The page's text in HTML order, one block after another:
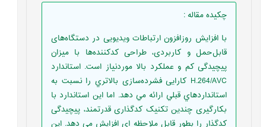
چکیده مقاله:
با افزایش روزافزون ارتباطات ویدیویی در دستگاه‌های
قابل‌حمل و کاربردی، طراحی کدکننده‌ها با میزان
پیچیدگی کم و عملکرد بالا موردنیاز است. استاندارد‌
H.264/AVC کارایی فشرده‌سازی بالاتري را نسبت به
استانداردهاي قبلي ارائه مي دهد. اما این استاندارد با
بکارگیری چندین تکنیک کدگذاری قدرتمند، پیچیدگی
کدگذار را بطور قابل ملاحظه ای افزایش می دهد. این